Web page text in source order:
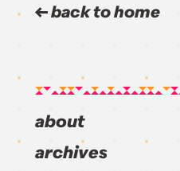
back to home
about
archives